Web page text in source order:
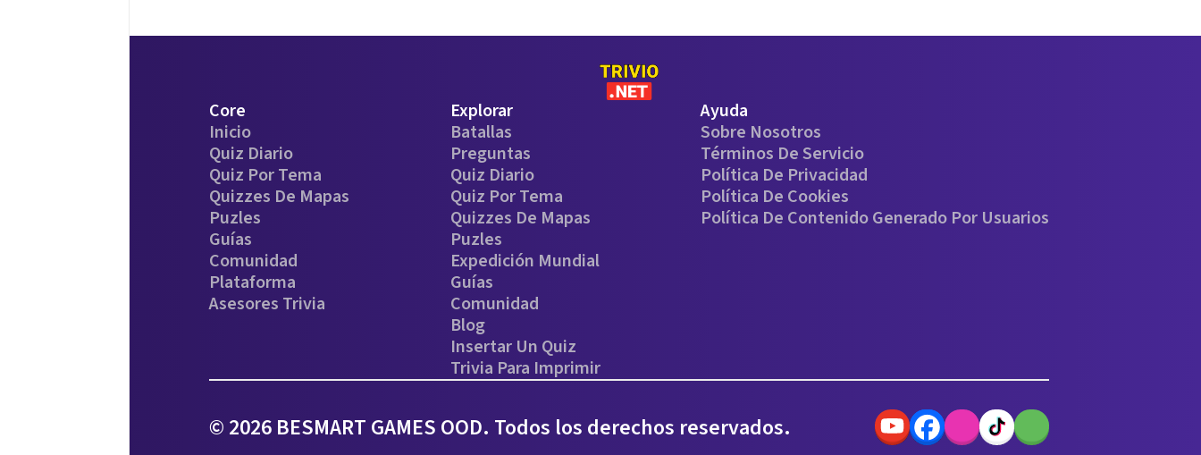
Core
Inicio
Quiz Diario
Quiz Por Tema
Quizzes De Mapas
Puzles
Guías
Comunidad
Plataforma
Asesores Trivia
Explorar
Batallas
Preguntas
Quiz Diario
Quiz Por Tema
Quizzes De Mapas
Puzles
Expedición Mundial
Guías
Comunidad
Blog
Insertar Un Quiz
Trivia Para Imprimir
Ayuda
Sobre Nosotros
Términos De Servicio
Política De Privacidad
Política De Cookies
Política De Contenido Generado Por Usuarios
© 2026 BESMART GAMES OOD. Todos los derechos reservados.